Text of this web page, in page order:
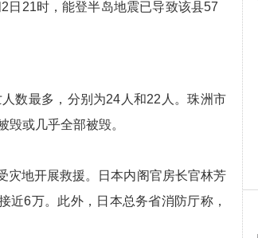
21时，能登半岛地震已导致该县57
最多，分别为24人和22人。珠洲市
或几乎全部被毁。
地开展救援。日本内阁官房长官林芳
近6万。此外，日本总务省消防厅称，